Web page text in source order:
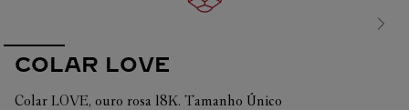
COLAR LOVE
Colar LOVE, ouro rosa 18K. Tamanho Único